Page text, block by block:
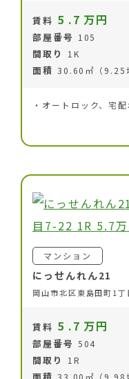
賃料 5 .7 万円
部屋番号 105
間取り 1K
面積 30.60㎡（9.25
・オートロック、宅
マンション
にっせんれん21
岡山市北区東島田町1
賃料 5 .7 万円
部屋番号 504
間取り 1R
33.00㎡（9.98